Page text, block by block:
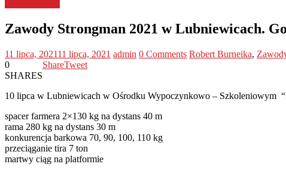
Zawody Strongman 2021 w Lubniewicach.
11 lipca, 202111 lipca, 2021 admin 0 Comments Robert Burneika,
0
SHARES
ShareTweet
10 lipca w Lubniewicach w Ośrodku Wypoczynkowo – Szkoleniowym
spacer farmera 2×130 kg na dystans 40 m
rama 280 kg na dystans 30 m
konkurencja barkowa 70, 90, 100, 110 kg
przeciąganie tira 7 ton
martwy ciąg na platformie